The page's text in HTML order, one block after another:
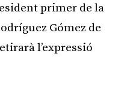
primer de la
Gómez de
l’expressió